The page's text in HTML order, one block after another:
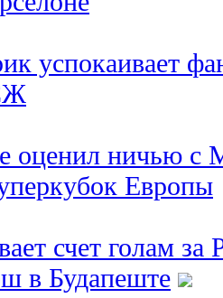
успокаивает
оценил ничью с
Европы
счет голам
в Будапеште